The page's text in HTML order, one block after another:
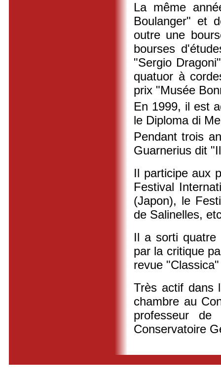
La même
Boulanger" et
outre une
bourses
"Sergio
quatuor à
prix "Musée
En 1999, il est
le Diploma di
Pendant trois
Guarnerius dit
Il participe aux
Festival
(Japon), le
de Salinelles,
Il a sorti quatre
par la critique
revue
Très actif dans
chambre au
professeur
Conservatoire